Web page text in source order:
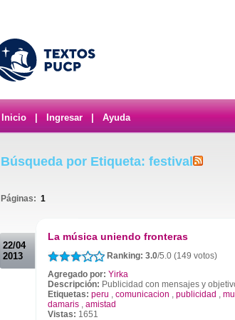
Inicio Ingresar Ayuda
Búsqueda por Etiqueta: festival
Páginas: 1
22/04
2013
La música uniendo fronteras
Ranking: 3.0/5.0 (149 votos)
Agregado por: Yirka
Descripción: Publicidad con mensajes y
Etiquetas: peru , comunicacion , publicidad ,
damaris , amistad
Vistas: 1651